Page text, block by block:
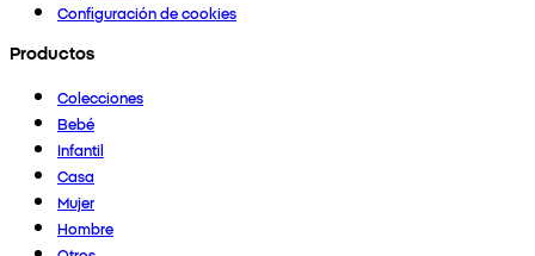
Configuración de cookies
Productos
Colecciones
Bebé
Infantil
Casa
Mujer
Hombre